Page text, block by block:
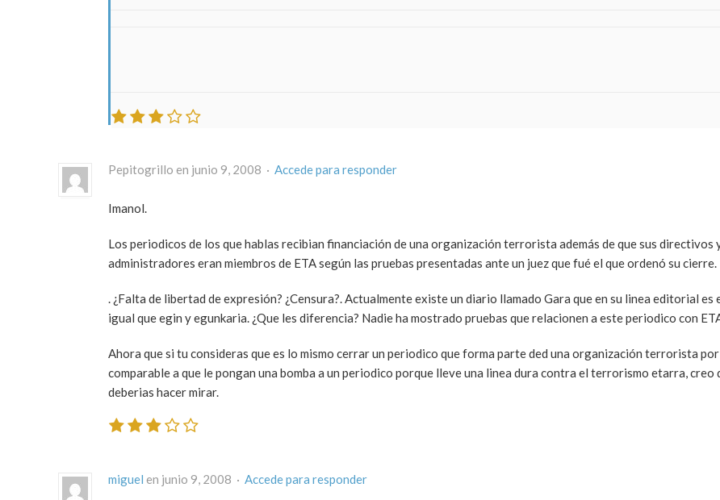
Pepitogrillo en junio 9, 2008 · Accede para responder
Imanol.
Los periodicos de los que hablas recibian financiación de una organización terrorista además de que sus directivos
administradores eran miembros de ETA según las pruebas presentadas ante un juez que fué el que ordenó su cierre.
. ¿Falta de libertad de expresión? ¿Censura?. Actualmente existe un diario llamado Gara que en su linea editorial es
igual que egin y egunkaria. ¿Que les diferencia? Nadie ha mostrado pruebas que relacionen a este periodico con
Ahora que si tu consideras que es lo mismo cerrar un periodico que forma parte ded una organización terrorista por
comparable a que le pongan una bomba a un periodico porque lleve una linea dura contra el terrorismo etarra, creo
deberias hacer mirar.
miguel en junio 9, 2008 · Accede para responder